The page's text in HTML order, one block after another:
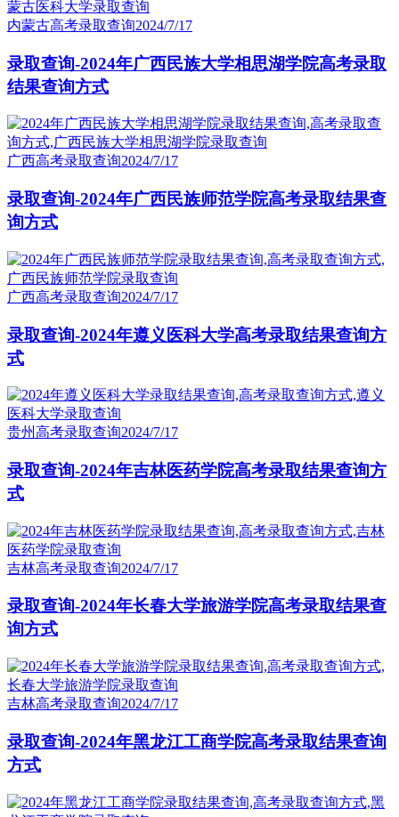
内蒙古高考录取查询2024/7/17
录取查询-2024年广西民族大学相思湖学院高考录取
结果查询方式
广西高考录取查询2024/7/17
录取查询-2024年广西民族师范学院高考录取结果查
询方式
广西高考录取查询2024/7/17
录取查询-2024年遵义医科大学高考录取结果查询方
式
贵州高考录取查询2024/7/17
录取查询-2024年吉林医药学院高考录取结果查询方
式
吉林高考录取查询2024/7/17
录取查询-2024年长春大学旅游学院高考录取结果查
询方式
吉林高考录取查询2024/7/17
录取查询-2024年黑龙江工商学院高考录取结果查询
方式